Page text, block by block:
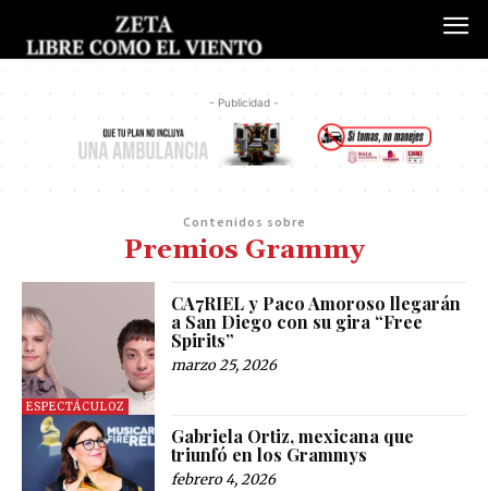
- Publicidad -
Contenidos sobre
Premios Grammy
ESPECTÁCULOZ
CA7RIEL y Paco Amoroso llegarán
a San Diego con su gira “Free
Spirits”
marzo 25, 2026
Gabriela Ortiz, mexicana que
triunfó en los Grammys
febrero 4, 2026